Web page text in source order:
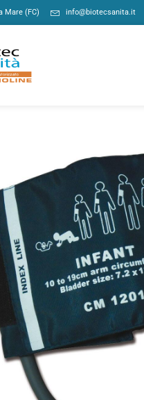
Mare (FC) info@biotecsanita.it